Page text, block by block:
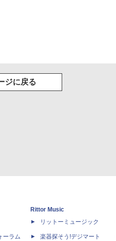
ジに戻る
ーラム
Rittor Music
リットーミュージック
楽器探そう!デジマート